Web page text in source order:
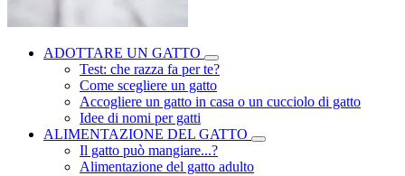
ADOTTARE UN GATTO
Test: che razza fa per te?
Come scegliere un gatto
Accogliere un gatto in casa o un cucciolo di gatto
Idee di nomi per gatti
ALIMENTAZIONE DEL GATTO
Il gatto può mangiare...?
Alimentazione del gatto adulto